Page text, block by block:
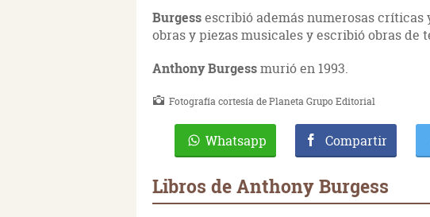
Burgessescribió además numerosas
obras y piezas musicales y escribió obras de
Anthony Burgessmurió en 1993.
Fotografía cortesía de Planeta Grupo Editorial
Whatsapp Compartir
Libros de Anthony Burgess